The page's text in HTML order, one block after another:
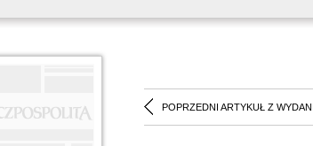
POPRZEDNI ARTYKUŁ Z